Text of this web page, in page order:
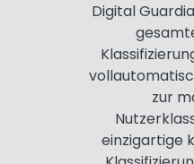
Digital
zur
einzigartige